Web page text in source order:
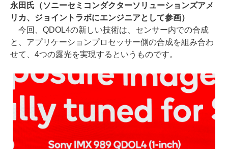
永田氏（ソニーセミコンダクターソリューションズアメ
リカ、ジョイントラボにエンジニアとして参画）
今回、QDOL4の新しい技術は、センサー内での合成
と、アプリケーションプロセッサー側の合成を組み合わ
せて、4つの露光を実現するというものです。